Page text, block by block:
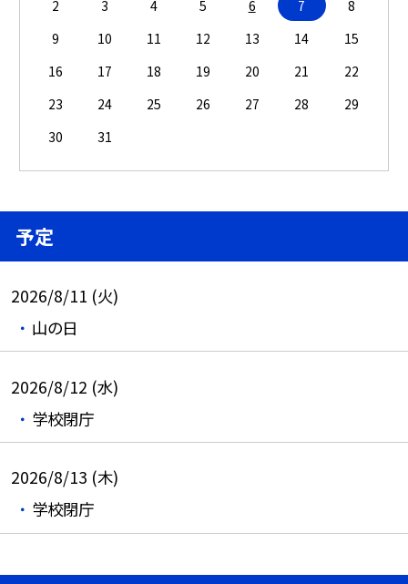
2
3 4 5 6 7
8
9
10 11 12 13 14
15
16
17 18 19 20 21
22
23
24 25 26 27 28
29
30
31
予定
2026/8/11 (火)
山の日
2026/8/12 (水)
学校閉庁
2026/8/13 (木)
学校閉庁